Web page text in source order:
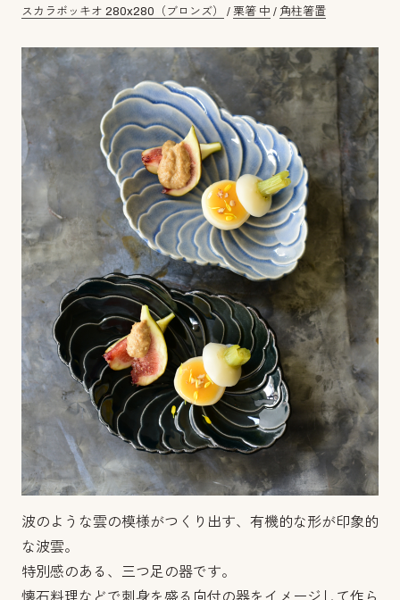
スカラボッキオ 280x280（ブロンズ） / 栗箸 中 / 角柱箸置
波のような雲の模様がつくり出す、有機的な形が印象的
な波雲。
特別感のある、三つ足の器です。
懐石料理などで刺身を盛る向付の器をイメージして作ら